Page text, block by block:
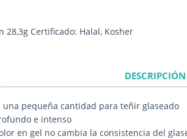
28,3g Certificado: Halal, Kosher
DESCRIPCIÓN
una pequeña cantidad para teñir glaseado
e intenso
en gel no cambia la consistencia del